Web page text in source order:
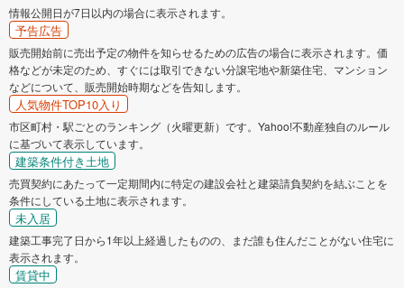
情報公開日が7日以内の場合に表示されます。
予告広告
販売開始前に売出予定の物件を知らせるための広告の場合に表示されます。価
格などが未定のため、すぐには取引できない分譲宅地や新築住宅、マンション
などについて、販売開始時期などを告知します。
人気物件TOP10入り
市区町村・駅ごとのランキング（火曜更新）です。Yahoo!不動産独自のルール
に基づいて表示しています。
建築条件付き土地
売買契約にあたって一定期間内に特定の建設会社と建築請負契約を結ぶことを
条件にしている土地に表示されます。
未入居
建築工事完了日から1年以上経過したものの、まだ誰も住んだことがない住宅に
表示されます。
賃貸中